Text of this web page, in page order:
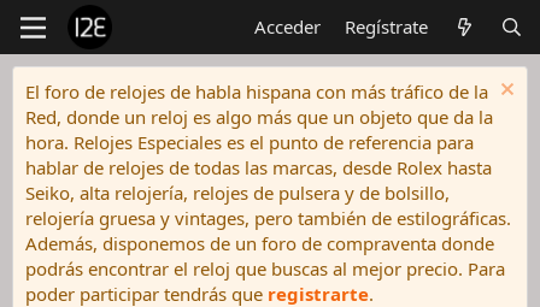
Acceder Regístrate
El foro de relojes de habla hispana con más tráfico de la
Red, donde un reloj es algo más que un objeto que da la
hora. Relojes Especiales es el punto de referencia para
hablar de relojes de todas las marcas, desde Rolex hasta
Seiko, alta relojería, relojes de pulsera y de bolsillo,
relojería gruesa y vintages, pero también de estilográficas.
Además, disponemos de un foro de compraventa donde
podrás encontrar el reloj que buscas al mejor precio. Para
poder participar tendrás que registrarte.